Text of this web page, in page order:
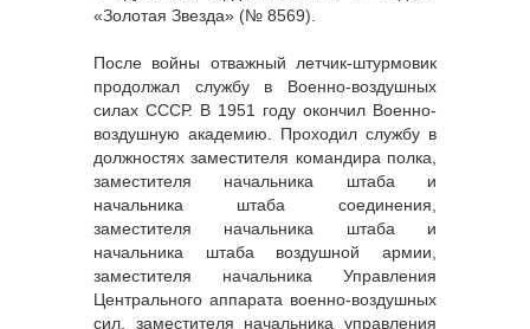
«Золотая Звезда» (№ 8569).
После войны отважный летчик-штурмовик
продолжал службу в Военно-воздушных
силах СССР. В 1951 году окончил Военно-
воздушную академию. Проходил службу в
должностях заместителя командира полка,
заместителя начальника штаба и
начальника штаба соединения,
заместителя начальника штаба и
начальника штаба воздушной армии,
заместителя начальника Управления
Центрального аппарата военно-воздушных
сил, заместителя начальника управления